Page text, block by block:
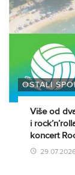
OSTALI
Više od
i
koncert